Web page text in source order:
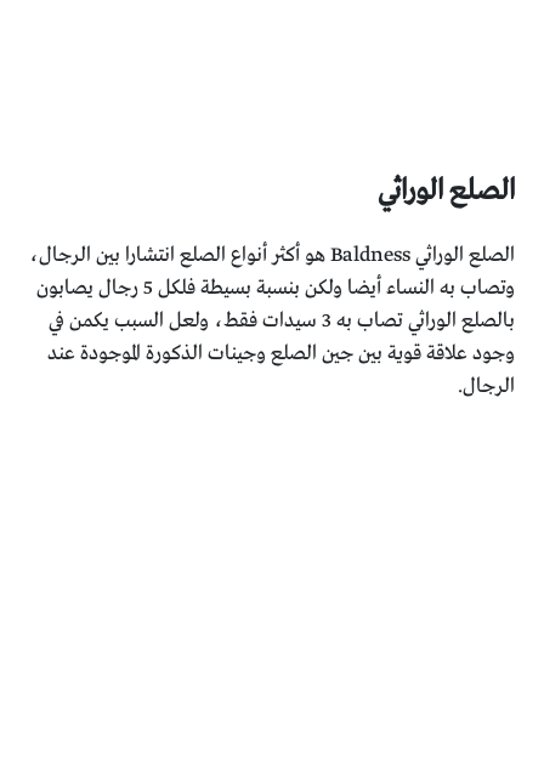
الصلع الوراثي
الصلع الوراثي Baldness هو أكثر أنواع الصلع انتشارا بين الرجال،
وتصاب به النساء أيضا ولكن بنسبة بسيطة فلكل 5 رجال يصابون
بالصلع الوراثي تصاب به 3 سيدات فقط، ولعل السبب يكمن في
وجود علاقة قوية بين جين الصلع وجينات الذكورة الموجودة عند
الرجال.